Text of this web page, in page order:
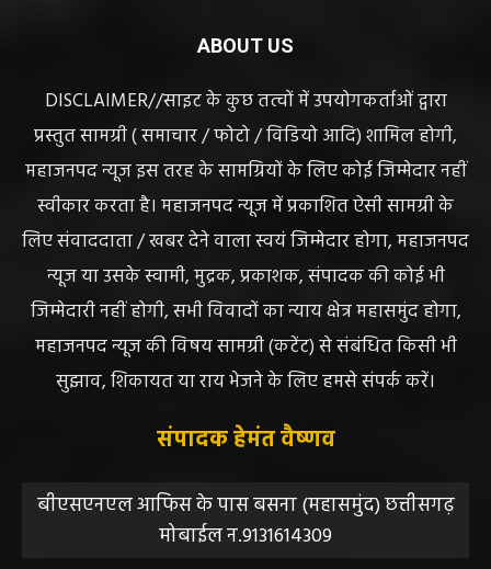
हेमंत वैष्णव 9131614309
ABOUT US
DISCLAIMER//साइट के कुछ तत्वों में उपयोगकर्ताओं द्वारा
प्रस्तुत सामग्री ( समाचार / फोटो / विडियो आदि) शामिल होगी,
महाजनपद न्यूज इस तरह के सामग्रियों के लिए कोई जिम्मेदार नहीं
स्वीकार करता है। महाजनपद न्यूज में प्रकाशित ऐसी सामग्री के
लिए संवाददाता / खबर देने वाला स्वयं जिम्मेदार होगा, महाजनपद
न्यूज या उसके स्वामी, मुद्रक, प्रकाशक, संपादक की कोई भी
जिम्मेदारी नहीं होगी, सभी विवादों का न्याय क्षेत्र महासमुंद होगा,
महाजनपद न्यूज की विषय सामग्री (कटेंट) से संबंधित किसी भी
सुझाव, शिकायत या राय भेजने के लिए हमसे संपर्क करें।
संपादक हेमंत वैष्णव